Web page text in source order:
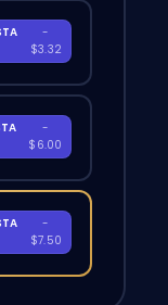
-
$3.32
-
$6.00
-
$7.50